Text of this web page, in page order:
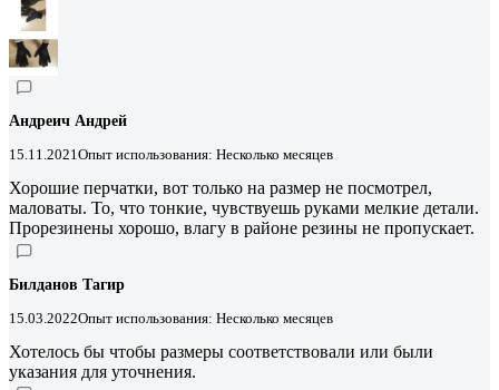
Андреич Андрей
15.11.2021Опыт использования: Несколько месяцев
Хорошие перчатки, вот только на размер не посмотрел,
маловаты. То, что тонкие, чувствуешь руками мелкие детали.
Прорезинены хорошо, влагу в районе резины не пропускает.
Билданов Тагир
15.03.2022Опыт использования: Несколько месяцев
Хотелось бы чтобы размеры соответствовали или были
указания для уточнения.